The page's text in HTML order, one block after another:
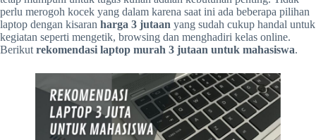
perlu merogoh kocek yang dalam karena saat ini ada beberapa pilihan
laptop dengan kisaran harga 3 jutaan yang sudah cukup handal untuk
kegiatan seperti mengetik, browsing dan menghadiri kelas online.
Berikut rekomendasi laptop murah 3 jutaan untuk mahasiswa.